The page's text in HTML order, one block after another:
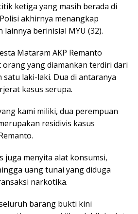
ketiga yang masih berada di
akhirnya menangkap
berinisial MYU (32).
Mataram AKP Remanto
orang yang diamankan terdiri dari
laki-laki. Dua di antaranya
kasus serupa.
kami miliki, dua perempuan
residivis kasus
juga menyita alat konsumsi,
uang tunai yang diduga
narkotika.
barang bukti kini